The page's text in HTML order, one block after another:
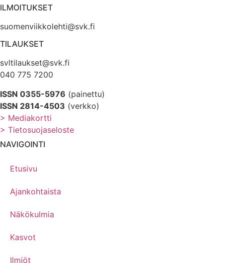
ILMOITUKSET
suomenviikkolehti@svk.fi
TILAUKSET
svltilaukset@svk.fi
040 775 7200
ISSN 0355-5976 (painettu)
ISSN 2814-4503 (verkko)
> Mediakortti
> Tietosuojaseloste
NAVIGOINTI
Etusivu
Ajankohtaista
Näkökulmia
Kasvot
Ilmiöt